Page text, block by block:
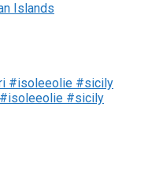
Islands
#isoleeolie #sicily